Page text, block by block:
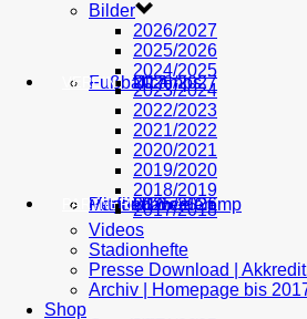
U17
U16
Fußballcamps
Performance Camp
2026/2027
2025/2026
VEREIN
Mitglied werden
PARTNER
Bilder
2026/2027
2025/2026
2024/2025
2023/2024
2022/2023
2021/2022
2020/2021
2019/2020
2018/2019
2017/2018
Videos
Stadionhefte
Presse Download |
Archiv | Homepage bis
Shop